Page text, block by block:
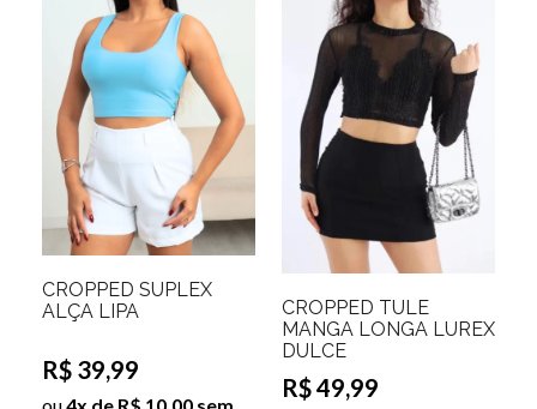
CROPPED SUPLEX
ALÇA LIPA
R$ 39,99
ou4x de R$ 10,00 sem
CROPPED TULE
MANGA LONGA LUREX
DULCE
R$ 49,99